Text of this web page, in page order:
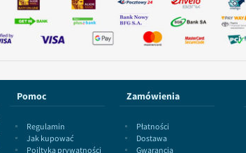
Pomoc
Regulamin
Jak kupować
Poiltyka prywatności
Zamówienia
Płatności
Dostawa
Gwarancja